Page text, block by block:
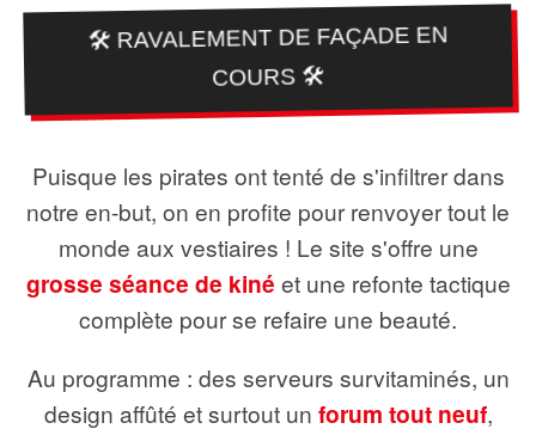
🛠️ RAVALEMENT DE FAÇADE EN
COURS 🛠️
Puisque les pirates ont tenté de s'infiltrer dans
notre en-but, on en profite pour renvoyer tout le
monde aux vestiaires ! Le site s'offre une
grosse séance de kiné et une refonte tactique
complète pour se refaire une beauté.
Au programme : des serveurs survitaminés, un
design affûté et surtout un forum tout neuf,